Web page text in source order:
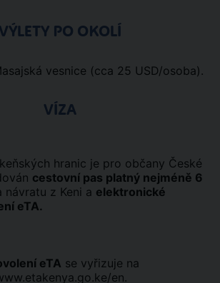
VÝLETY PO OKOLÍ
vesnice (cca 25 USD/osoba).
VÍZA
hranic je pro občany České
cestovní pas platný nejméně 6
návratu z Keni a elektronické
eTA.
eTA se vyřizuje na
en.